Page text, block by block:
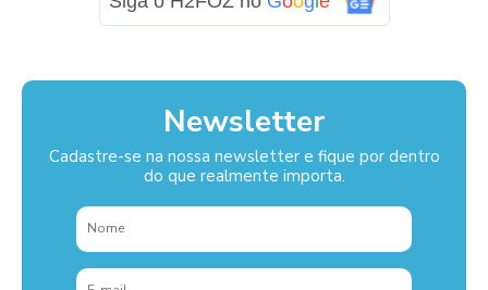
Newsletter
Cadastre-se na nossa newsletter e fique por dentro
do que realmente importa.